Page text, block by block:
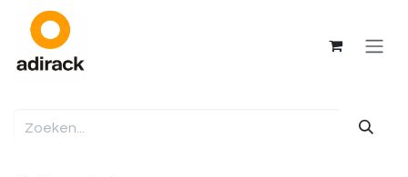
Overslaan naar inhoud